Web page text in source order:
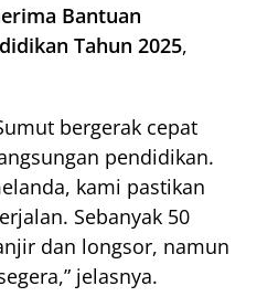
Bantuan
Tahun 2025,
bergerak cepat
pendidikan.
kami pastikan
Sebanyak 50
dan longsor, namun
jelasnya.